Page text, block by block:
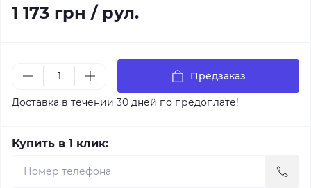
1 173 грн / рул.
Предзаказ
Доставка в течении 30 дней по предоплате!
Купить в 1 клик: